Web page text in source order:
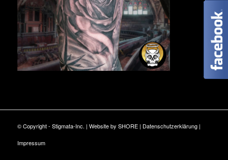
© Copyright - Stigmata-Inc. | Website by SHORE| Datenschutzerklärung|
Impressum